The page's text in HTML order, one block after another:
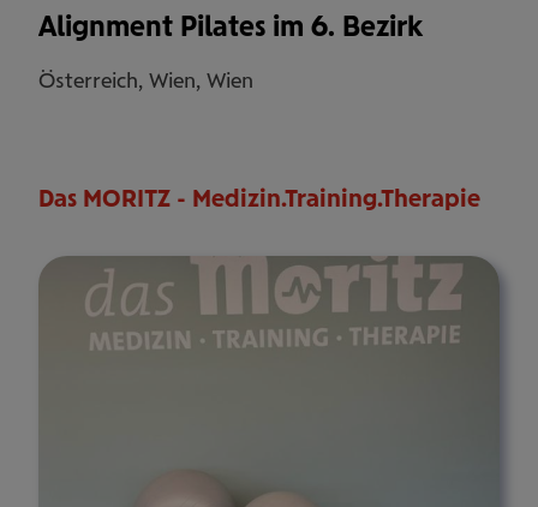
Alignment Pilates im 6. Bezirk
Österreich, Wien, Wien
Das MORITZ - Medizin.Training.Therapie